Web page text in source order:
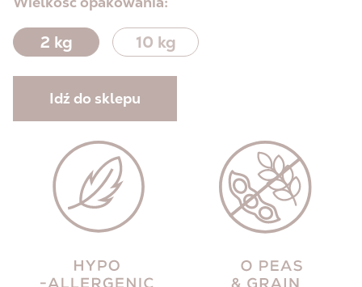
2 kg 10 kg
Idź do sklepu